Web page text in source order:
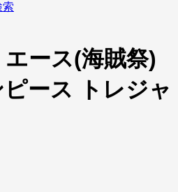
索
エース(海賊祭)
ース トレジャ